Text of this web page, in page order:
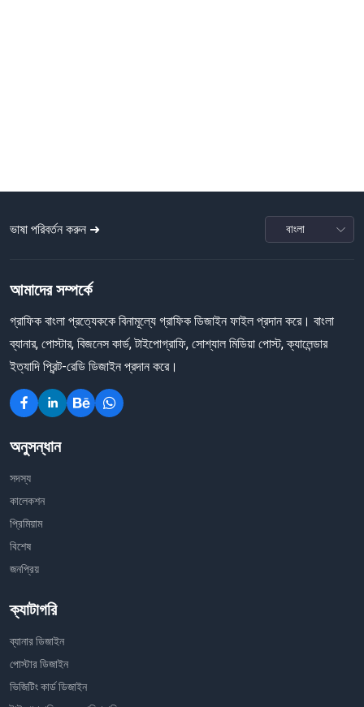
ভাষা পরিবর্তন করুন ➜
আমাদের সম্পর্কে
গ্রাফিক বাংলা প্রত্যেককে বিনামূল্যে গ্রাফিক ডিজাইন ফাইল প্রদান করে। বাংলা
ব্যানার, পোস্টার, বিজনেস কার্ড, টাইপোগ্রাফি, সোশ্যাল মিডিয়া পোস্ট, ক্যালেন্ডার
ইত্যাদি প্রিন্ট-রেডি ডিজাইন প্রদান করে।
অনুসন্ধান
সদস্য
কালেকশন
প্রিমিয়াম
বিশেষ
জনপ্রিয়
ক্যাটাগরি
ব্যানার ডিজাইন
পোস্টার ডিজাইন
ভিজিটিং কার্ড ডিজাইন